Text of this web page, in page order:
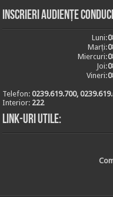
Inscrieri audiențe
Luni:
Marți:
Miercuri:
Joi:
Vineri:
Telefon:0239.619.700,
Interior: 222
Link-uri utile: